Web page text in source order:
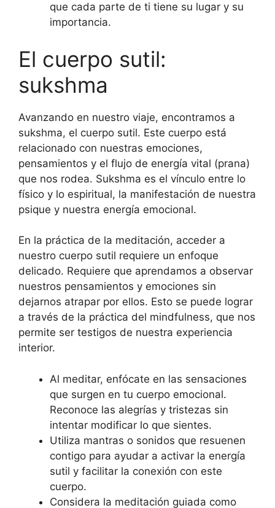
que cada parte de ti tiene su lugar y su
importancia.
El cuerpo sutil:
sukshma
Avanzando en nuestro viaje, encontramos a
sukshma, el cuerpo sutil. Este cuerpo está
relacionado con nuestras emociones,
pensamientos y el flujo de energía vital (prana)
que nos rodea. Sukshma es el vínculo entre lo
físico y lo espiritual, la manifestación de nuestra
psique y nuestra energía emocional.
En la práctica de la meditación, acceder a
nuestro cuerpo sutil requiere un enfoque
delicado. Requiere que aprendamos a observar
nuestros pensamientos y emociones sin
dejarnos atrapar por ellos. Esto se puede lograr
a través de la práctica del mindfulness, que nos
permite ser testigos de nuestra experiencia
interior.
Al meditar, enfócate en las sensaciones
que surgen en tu cuerpo emocional.
Reconoce las alegrías y tristezas sin
intentar modificar lo que sientes.
Utiliza mantras o sonidos que resuenen
contigo para ayudar a activar la energía
sutil y facilitar la conexión con este
cuerpo.
Considera la meditación guiada como